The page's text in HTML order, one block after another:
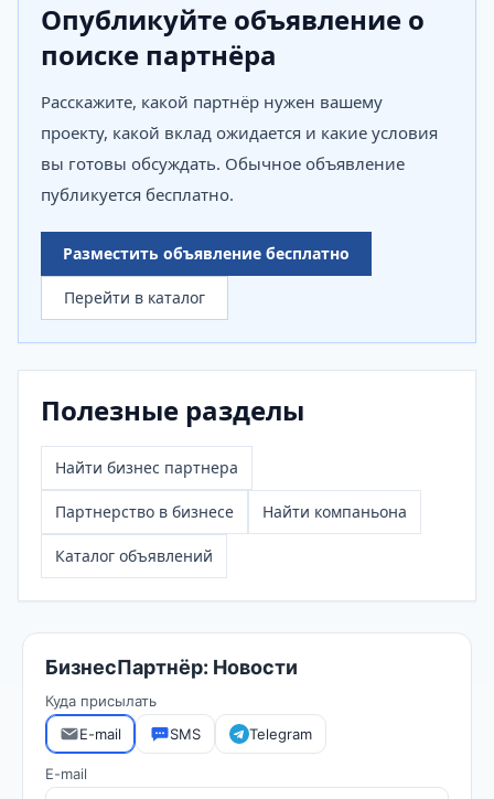
Опубликуйте объявление о
поиске партнёра
Расскажите, какой партнёр нужен вашему
проекту, какой вклад ожидается и какие условия
вы готовы обсуждать. Обычное объявление
публикуется бесплатно.
Разместить объявление бесплатно
Перейти в каталог
Полезные разделы
Найти бизнес партнера
Партнерство в бизнесе Найти компаньона
Каталог объявлений